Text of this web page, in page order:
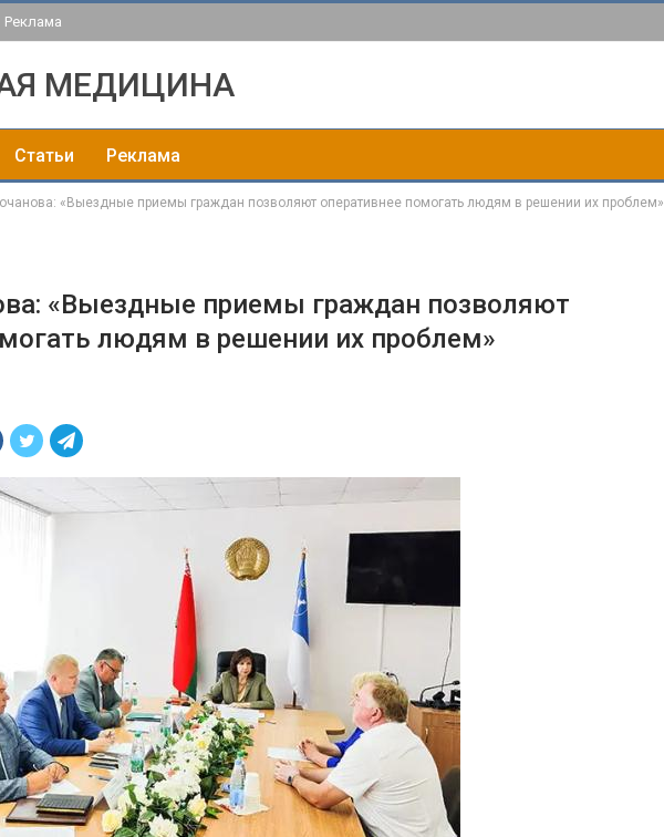
Реклама
МЕДИЦИНА
Статьи Реклама
«Выездные приемы граждан позволяют оперативнее помогать людям в решении их проблем»
«Выездные приемы граждан позволяют
людям в решении их проблем»